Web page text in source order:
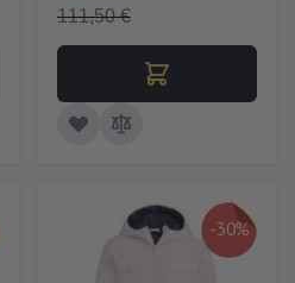
111,50 €
-30%